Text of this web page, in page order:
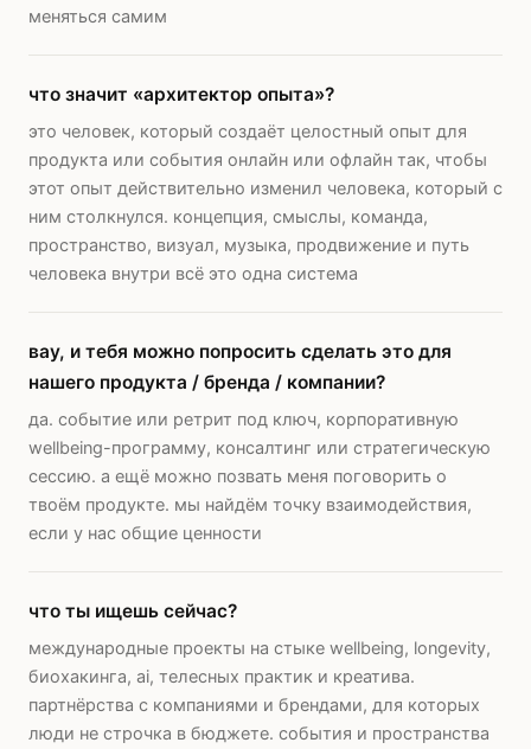
меняться самим
что значит «архитектор опыта»?
это человек, который создаёт целостный опыт для
продукта или события онлайн или офлайн так, чтобы
этот опыт действительно изменил человека, который с
ним столкнулся. концепция, смыслы, команда,
пространство, визуал, музыка, продвижение и путь
человека внутри всё это одна система
вау, и тебя можно попросить сделать это для
нашего продукта / бренда / компании?
да. событие или ретрит под ключ, корпоративную
wellbeing-программу, консалтинг или стратегическую
сессию. а ещё можно позвать меня поговорить о
твоём продукте. мы найдём точку взаимодействия,
если у нас общие ценности
что ты ищешь сейчас?
международные проекты на стыке wellbeing, longevity,
биохакинга, ai, телесных практик и креатива.
партнёрства с компаниями и брендами, для которых
люди не строчка в бюджете. события и пространства